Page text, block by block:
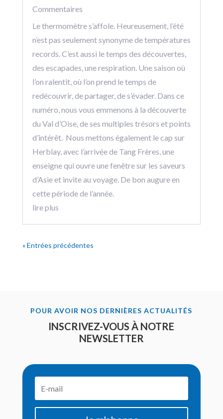
Commentaires
Le thermomètre s’affole. Heureusement, l’été
n’est pas seulement synonyme de températures
records. C’est aussi le temps des découvertes,
des escapades, une respiration. Une saison où
l’on ralentit, où l’on prend le temps de
redécouvrir, de partager, de s’évader. Dans ce
numéro, nous vous emmenons à la découverte
du Val d’Oise, de ses multiples trésors et points
d’intérêt. Nous mettons également le cap sur
Herblay, avec l’arrivée de Tang Frères, une
enseigne qui ouvre une fenêtre sur les saveurs
d’Asie et invite au voyage. De bon augure en
cette période de l’année.
lire plus
« Entrées précédentes
POUR AVOIR NOS DERNIÈRES ACTUALITÉS
INSCRIVEZ-VOUS À NOTRE
NEWSLETTER